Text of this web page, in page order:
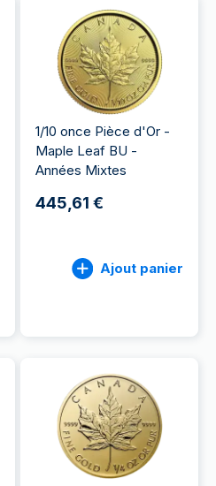
1/10 once Pièce d'Or -
Maple Leaf BU -
Années Mixtes
445,61 €
Ajout panier